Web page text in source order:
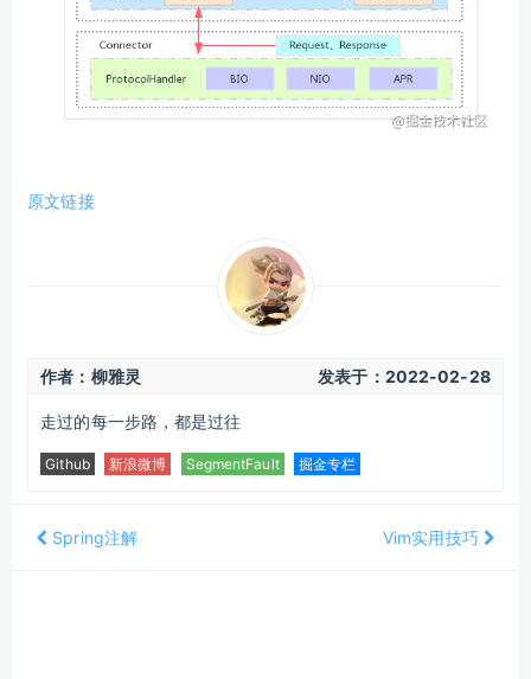
原文链接
发表于： 2022-02-28
作者：柳雅灵
走过的每一步路，都是过往
Github 新浪微博 SegmentFault 掘金专栏
Spring注解 Vim实用技巧